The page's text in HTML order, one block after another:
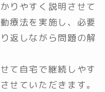
りやすく説明させて
療法を実施し、必要
返しながら問題の解
て自宅で継続しやす
せていただきます。